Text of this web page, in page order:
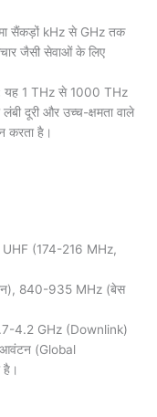
सैंकड़ों kHz से GHz तक
जैसी सेवाओं के लिए
यह 1 THz से 1000 THz
दूरी और उच्च-क्षमता वाले
करता है।
(174-216 MHz,
840-935 MHz (बेस
4.2 GHz (Downlink)
आवंटन (Global